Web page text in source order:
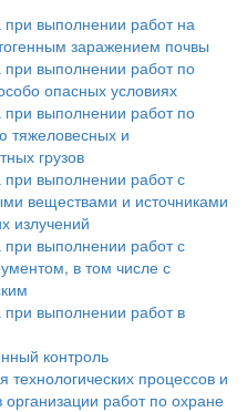
выполнении работ на
заражением почвы
выполнении работ по
опасных условиях
выполнении работ по
и
грузов
выполнении работ с
веществами и источниками
излучений
выполнении работ с
в том числе с
выполнении работ в
контроль
технологических процессов и
организации работ по охране